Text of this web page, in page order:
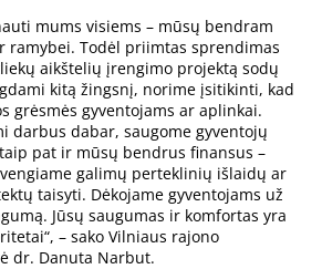
mums visiems – mūsų bendram
ramybei. Todėl priimtas sprendimas
aikštelių įrengimo projektą sodų
kitą žingsnį, norime įsitikinti, kad
grėsmės gyventojams ar aplinkai.
darbus dabar, saugome gyventojų
pat ir mūsų bendrus finansus –
galimų perteklinių išlaidų ar
taisyti. Dėkojame gyventojams už
Jūsų saugumas ir komfortas yra
– sako Vilniaus rajono
dr. Danuta Narbut.